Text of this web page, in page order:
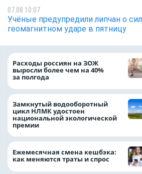
07.08 10:07
Учёные предупредили липчан о
геомагнитном ударе в пятницу
Расходы россиян на ЗОЖ
выросли более чем на 40%
за полгода
Замкнутый водооборотный
цикл НЛМК удостоен
национальной экологической
премии
Ежемесячная смена кешбэка:
как меняются траты и спрос